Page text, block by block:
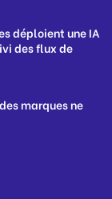
déploient une IA
des flux de
marques ne